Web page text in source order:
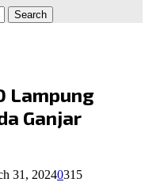
Search
Lampung
Ganjar
31, 20240315